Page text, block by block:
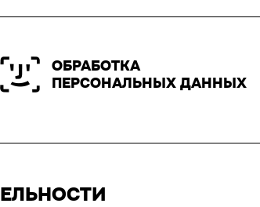
ОБРАБОТКА
ПЕРСОНАЛЬНЫХ ДАННЫХ